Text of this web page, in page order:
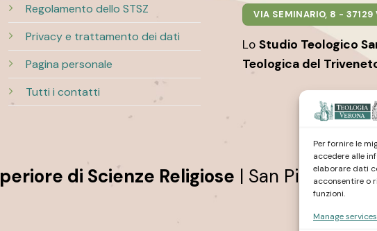
Per fornire le
accedere alle
elaborare dati
acconsentire o
funzioni.
Manage services
Regolamento dello STSZ
Privacy e trattamento dei dati
Pagina personale
Tutti i contatti
VIA SEMINARIO, 8 - 37129
Lo Studio Teologico
Teologica del
di Scienze Religiose | San Pietro